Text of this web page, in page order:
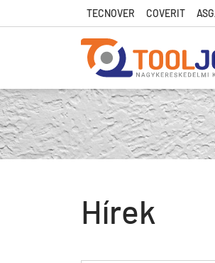
TECNOVER COVERIT
Tool Jó
Hírek